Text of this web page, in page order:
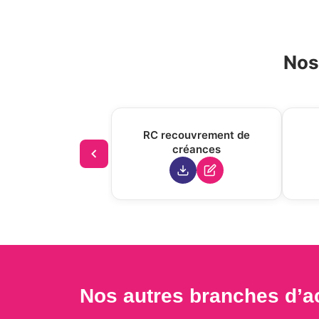
RC recouvrement de
créances
Nos autres branches